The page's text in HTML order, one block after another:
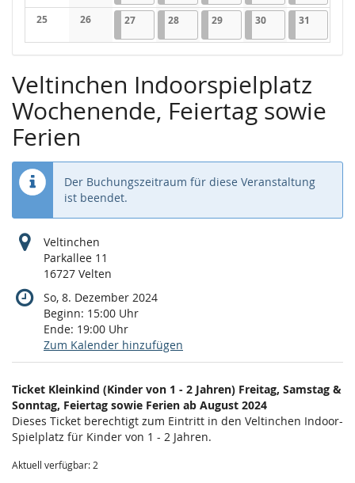
Keine Veranstaltungen
Keine Veranstaltungen
25
Keine Veranstaltungen
26
Keine Veranstaltungen
2727.08.2025
1 Veranstaltung
2828.08.2025
1 Veranstaltung
2929.08.2025
1 Veranstaltung
3030.08.2025
2 Veranstaltungen
31
Veltinchen Indoorspielplatz
Wochenende, Feiertag sowie
Ferien
Der Buchungszeitraum für diese Veranstaltung
ist beendet.
Veltinchen
Parkallee 11
16727 Velten
So, 8. Dezember 2024
Beginn: 15:00 Uhr
Ende: 19:00 Uhr
Zum Kalender hinzufügen
Produkte
Unkategorisierte
Produkte
Ticket Kleinkind (Kinder von 1 - 2 Jahren) Freitag, Samstag &
Sonntag, Feiertag sowie Ferien ab August 2024
Dieses Ticket berechtigt zum Eintritt in den Veltinchen Indoor-
Spielplatz für Kinder von 1 - 2 Jahren.
Aktuell verfügbar: 2